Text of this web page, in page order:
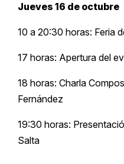
Jueves 16 de octubre
10 a 20:30 horas: Feria
17 horas: Apertura del
18 horas: Charla
Fernández
19:30 horas:
Salta